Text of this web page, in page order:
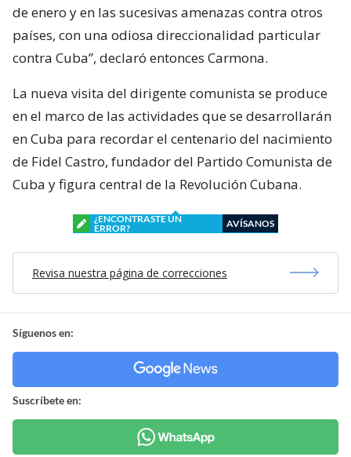
de enero y en las sucesivas amenazas contra otros
países, con una odiosa direccionalidad particular
contra Cuba”, declaró entonces Carmona.
La nueva visita del dirigente comunista se produce
en el marco de las actividades que se desarrollarán
en Cuba para recordar el centenario del nacimiento
de Fidel Castro, fundador del Partido Comunista de
Cuba y figura central de la Revolución Cubana.
¿ENCONTRASTE UN
ERROR?
AVÍSANOS
Revisa nuestra página de correcciones
Síguenos en:
Suscríbete en: